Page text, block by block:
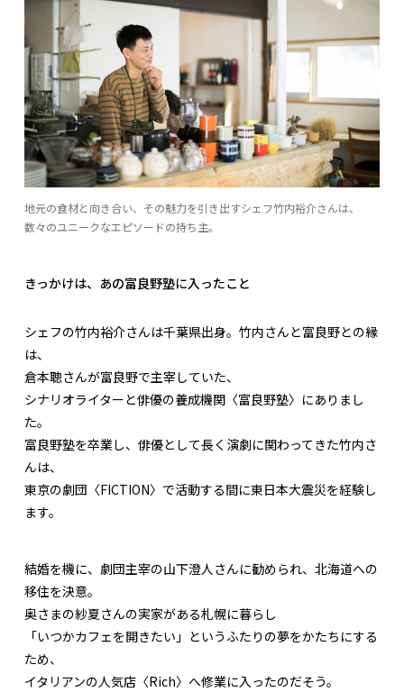
地元の食材と向き合い、その魅力を引き出すシェフ竹内裕介さんは、
数々のユニークなエピソードの持ち主。
きっかけは、あの富良野塾に入ったこと
シェフの竹内裕介さんは千葉県出身。竹内さんと富良野との縁
は、
倉本聰さんが富良野で主宰していた、
シナリオライターと俳優の養成機関〈富良野塾〉にありまし
た。
富良野塾を卒業し、俳優として長く演劇に関わってきた竹内さ
んは、
東京の劇団〈FICTION〉で活動する間に東日本大震災を経験し
ます。
結婚を機に、劇団主宰の山下澄人さんに勧められ、北海道への
移住を決意。
奥さまの紗夏さんの実家がある札幌に暮らし
「いつかカフェを開きたい」というふたりの夢をかたちにする
ため、
イタリアンの人気店〈Rich〉へ修業に入ったのだそう。